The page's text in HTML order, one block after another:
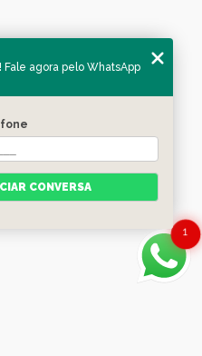
1
Fale agora pelo WhatsApp
CONVERSA